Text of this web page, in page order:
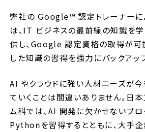
弊社の Google™️ 認定トレーナーに
は、IT ビジネスの最前線の知識を
供し、Google 認定資格の取得が可
した知識の習得を強力にバックアッ
AI やクラウドに強い人材ニーズが今
ていくことは間違いありません。日
ム科では、AI 開発に欠かせないプロ
Pythonを習得するとともに、大手